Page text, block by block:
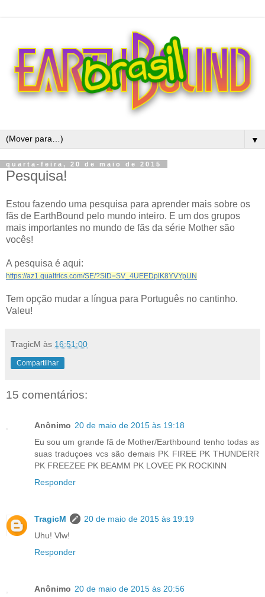
▼
quarta-feira, 20 de maio de 2015
Pesquisa!
Estou fazendo uma pesquisa para aprender mais sobre os
fãs de EarthBound pelo mundo inteiro. E um dos grupos
mais importantes no mundo de fãs da série Mother são
vocês!
A pesquisa é aqui:
https://az1.qualtrics.com/SE/?SID=SV_4UEEDplK8YVYpUN
Tem opção mudar a língua para Português no cantinho.
Valeu!
TragicM às 16:51:00
Compartilhar
15 comentários:
Anônimo 20 de maio de 2015 às 19:18
Eu sou um grande fã de Mother/Earthbound tenho todas as
suas traduçoes vcs são demais PK FIREE PK THUNDERR
PK FREEZEE PK BEAMM PK LOVEE PK ROCKINN
Responder
TragicM
20 de maio de 2015 às 19:19
Uhu! Vlw!
Responder
Anônimo 20 de maio de 2015 às 20:56